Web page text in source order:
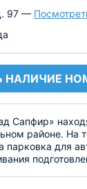
97 —
НАЛИЧИЕ
Сапфир»
районе. На
для